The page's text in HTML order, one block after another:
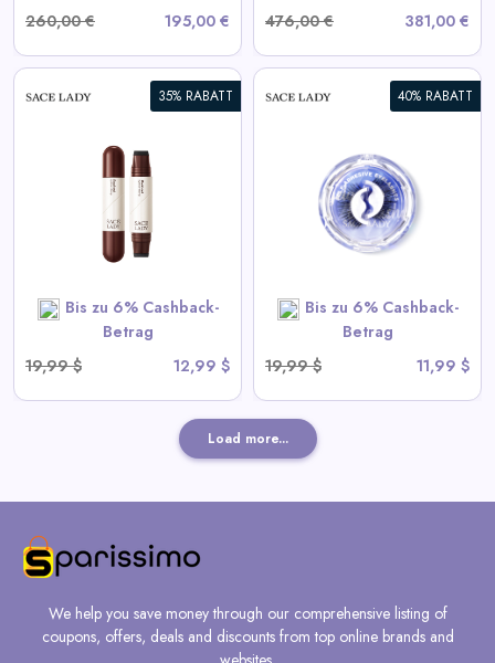
260,00 €
195,00 €
476,00 €
381,00 €
35% RABATT
Bis zu 6% Cashback-
Betrag
19,99 $
12,99 $
40% RABATT
Bis zu 6% Cashback-
Betrag
19,99 $
11,99 $
Selbstklebende Wimpern
View All Sace Lady Deals
SHOP NOW
Load more...
We help you save money through our comprehensive listing of
coupons, offers, deals and discounts from top online brands and